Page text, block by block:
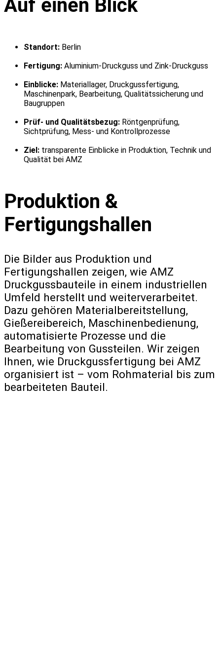
Auf einen Blick
Standort: Berlin
Fertigung: Aluminium-Druckguss und Zink-Druckguss
Einblicke: Materiallager, Druckgussfertigung,
Maschinenpark, Bearbeitung, Qualitätssicherung und
Baugruppen
Prüf- und Qualitätsbezug: Röntgenprüfung,
Sichtprüfung, Mess- und Kontrollprozesse
Ziel: transparente Einblicke in Produktion, Technik und
Qualität bei AMZ
Produktion &
Fertigungshallen
Die Bilder aus Produktion und
Fertigungshallen zeigen, wie AMZ
Druckgussbauteile in einem industriellen
Umfeld herstellt und weiterverarbeitet.
Dazu gehören Materialbereitstellung,
Gießereibereich, Maschinenbedienung,
automatisierte Prozesse und die
Bearbeitung von Gussteilen. Wir zeigen
Ihnen, wie Druckgussfertigung bei AMZ
organisiert ist – vom Rohmaterial bis zum
bearbeiteten Bauteil.